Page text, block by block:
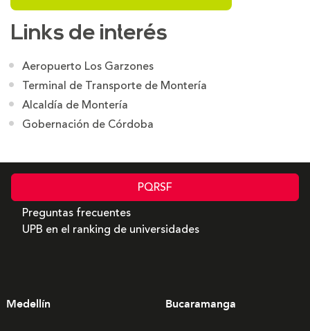
Links de interés
Aeropuerto Los Garzones
Terminal de Transporte de Montería
Alcaldía de Montería
Gobernación de Córdoba
PQRSF
Preguntas frecuentes
UPB en el ranking de universidades
Medellín Bucaramanga